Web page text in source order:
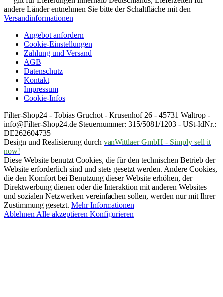
andere Länder entnehmen Sie bitte der Schaltfläche mit den
Versandinformationen
Angebot anfordern
Cookie-Einstellungen
Zahlung und Versand
AGB
Datenschutz
Kontakt
Impressum
Cookie-Infos
Filter-Shop24 - Tobias Gruchot - Krusenhof 26 - 45731 Waltrop -
info@Filter-Shop24.de Steuernummer: 315/5081/1203 - USt-IdNr.:
DE262604735
Design und Realisierung durch vanWittlaer GmbH - Simply sell it
now!
Diese Website benutzt Cookies, die für den technischen Betrieb der
Website erforderlich sind und stets gesetzt werden. Andere Cookies,
die den Komfort bei Benutzung dieser Website erhöhen, der
Direktwerbung dienen oder die Interaktion mit anderen Websites
und sozialen Netzwerken vereinfachen sollen, werden nur mit Ihrer
Zustimmung gesetzt. Mehr Informationen
Ablehnen Alle akzeptieren Konfigurieren